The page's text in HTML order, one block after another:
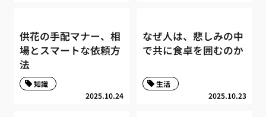
供花の手配マナー、相
場とスマートな依頼方
法
2025.10.24
知識
なぜ人は、悲しみの中
で共に食卓を囲むのか
2025.10.23
生活